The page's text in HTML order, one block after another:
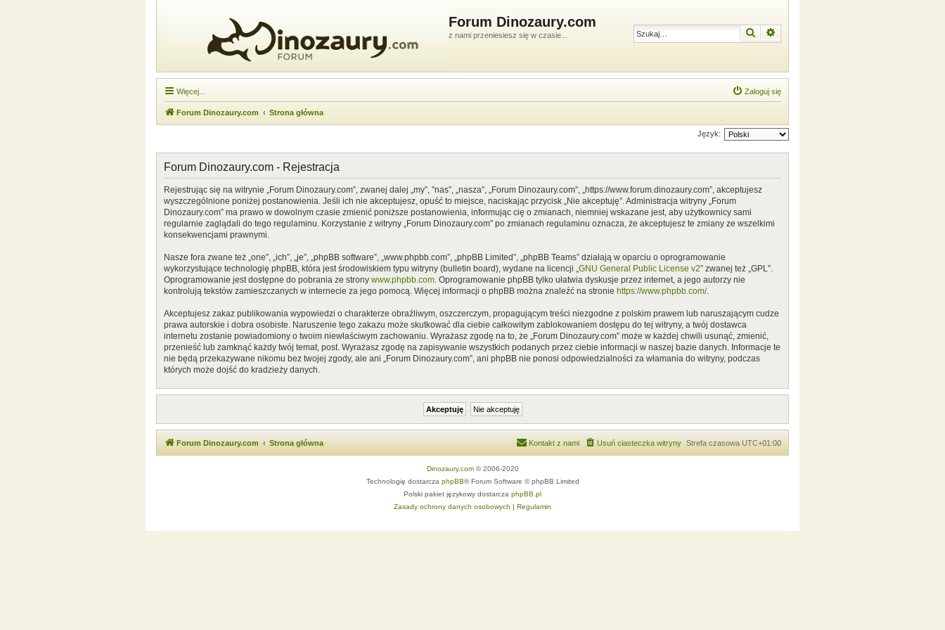
Forum Dinozaury.com
z nami przeniesiesz się w czasie... Szukaj
Więcej… Zaloguj się
Forum Dinozaury.com Strona główna
Język:
Forum Dinozaury.com - Rejestracja
Rejestrując się na witrynie „Forum Dinozaury.com”, zwanej dalej „my”, ”nas”, „nasza”, „Forum Dinozaury.com”, „https://www.forum.dinozaury.com”, akceptujesz
wyszczególnione poniżej postanowienia. Jeśli ich nie akceptujesz, opuść to miejsce, naciskając przycisk „Nie akceptuję”. Administracja witryny „Forum
Dinozaury.com” ma prawo w dowolnym czasie zmienić poniższe postanowienia, informując cię o zmianach, niemniej wskazane jest, aby użytkownicy sami
regularnie zaglądali do tego regulaminu. Korzystanie z witryny „Forum Dinozaury.com” po zmianach regulaminu oznacza, że akceptujesz te zmiany ze wszelkimi
konsekwencjami prawnymi.
Nasze fora zwane też „one”, „ich”, „je”, „phpBB software”, „www.phpbb.com”, „phpBB Limited”, „phpBB Teams” działają w oparciu o oprogramowanie
wykorzystujące technologię phpBB, która jest środowiskiem typu witryny (bulletin board), wydane na licencji „ GNU General Public License v2” zwanej też „GPL”.
Oprogramowanie jest dostępne do pobrania ze strony www.phpbb.com . Oprogramowanie phpBB tylko ułatwia dyskusje przez internet, a jego autorzy nie
kontrolują tekstów zamieszczanych w internecie za jego pomocą. Więcej informacji o phpBB można znaleźć na stronie https://www.phpbb.com/.
Akceptujesz zakaz publikowania wypowiedzi o charakterze obraźliwym, oszczerczym, propagującym treści niezgodne z polskim prawem lub naruszającym cudze
prawa autorskie i dobra osobiste. Naruszenie tego zakazu może skutkować dla ciebie całkowitym zablokowaniem dostępu do tej witryny, a twój dostawca
internetu zostanie powiadomiony o twoim niewłaściwym zachowaniu. Wyrażasz zgodę na to, że „Forum Dinozaury.com” może w każdej chwili usunąć, zmienić,
przenieść lub zamknąć każdy twój temat, post. Wyrażasz zgodę na zapisywanie wszystkich podanych przez ciebie informacji w naszej bazie danych. Informacje te
nie będą przekazywane nikomu bez twojej zgody, ale ani „Forum Dinozaury.com”, ani phpBB nie ponosi odpowiedzialności za włamania do witryny, podczas
których może dojść do kradzieży danych.
Forum Dinozaury.com Strona główna Strefa czasowa UTC+01:00
Usuń ciasteczka witryny
Kontakt z nami
Dinozaury.com© 2006-2020
Technologię dostarcza phpBB® Forum Software © phpBB Limited
Polski pakiet językowy dostarcza phpBB.pl
Zasady ochrony danych osobowych | Regulamin